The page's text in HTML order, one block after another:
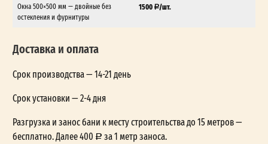
Окна 500×500 мм — двойные без
остекления и фурнитуры
1500 /шт.
Доставка и оплата
Срок производства — 14-21 день
Срок установки — 2-4 дня
Разгрузка и занос бани к месту строительства до 15 метров —
бесплатно. Далее 400
за 1 метр заноса.